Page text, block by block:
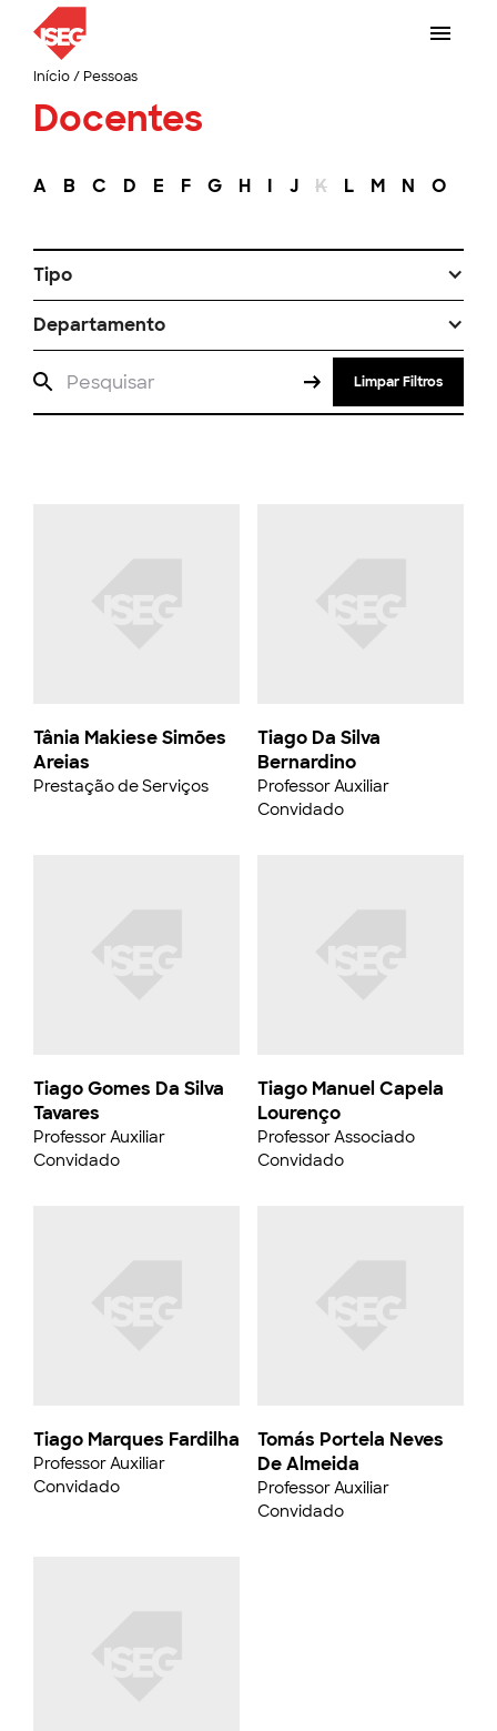
Início/ Pessoas
Docentes
A B C D E F G H I J K L M N O
Tipo
Departamento
Limpar Filtros
Tânia Makiese Simões
Areias
Prestação de Serviços
Tiago Gomes Da Silva
Tavares
Professor Auxiliar
Convidado
Tiago Marques Fardilha
Professor Auxiliar
Convidado
Tiago Da Silva
Bernardino
Professor Auxiliar
Convidado
Tiago Manuel Capela
Lourenço
Professor Associado
Convidado
Tomás Portela Neves
De Almeida
Professor Auxiliar
Convidado